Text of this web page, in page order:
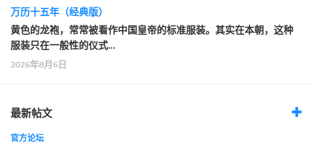
万历十五年（经典版）
黄色的龙袍，常常被看作中国皇帝的标准服装。其实在本朝，这种
服装只在一般性的仪式…
2026年8月6日
最新帖文
官方论坛